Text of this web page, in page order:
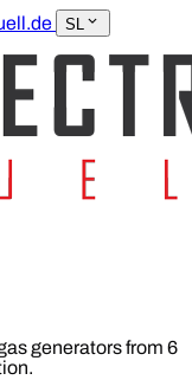
SL
generators from 6